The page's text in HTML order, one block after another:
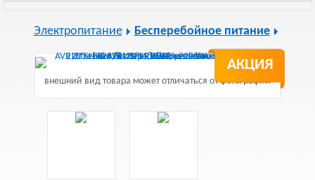
Электропитание Бесперебойное питание
АКЦИЯ
внешний вид товара может отличаться от фотографии